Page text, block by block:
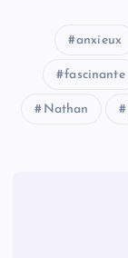
anxieux
fascinante
Nathan